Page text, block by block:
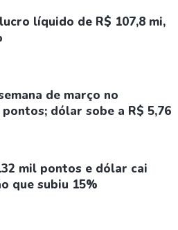
líquido de R$ 107,8 mi,
de março no
dólar sobe a R$ 5,76
mil pontos e dólar cai
que subiu 15%